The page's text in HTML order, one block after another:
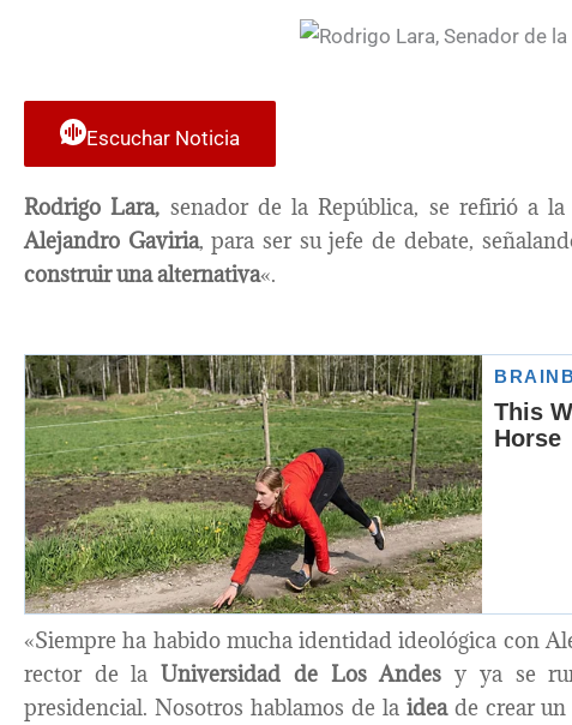
Escuchar Noticia
Rodrigo Lara, senador de la República, se refirió a
Alejandro Gaviria, para ser su jefe de debate,
construir una alternativa«.
«Siempre ha habido mucha identidad ideológica con
rector de laUniversidad de Los Andes y ya se
presidencial. Nosotros hablamos de la ideade crear